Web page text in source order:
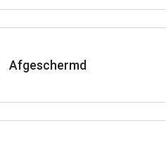
Afgeschermd